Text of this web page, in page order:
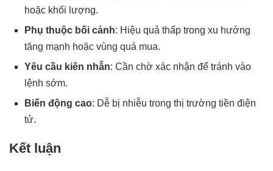
hoặc khối lượng.
Phụ thuộc bối cảnh: Hiệu quả thấp trong xu hướng
tăng mạnh hoặc vùng quá mua.
Yêu cầu kiên nhẫn: Cần chờ xác nhận để tránh vào
lệnh sớm.
Biến động cao: Dễ bị nhiễu trong thị trường tiền điện
tử.
Kết luận